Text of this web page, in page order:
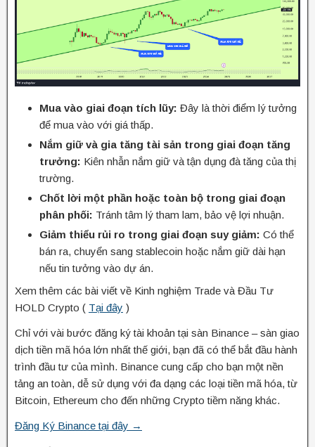
Mua vào giai đoạn tích lũy: Đây là thời điểm lý tưởng
để mua vào với giá thấp.
Nắm giữ và gia tăng tài sản trong giai đoạn tăng
trưởng: Kiên nhẫn nắm giữ và tận dụng đà tăng của thị
trường.
Chốt lời một phần hoặc toàn bộ trong giai đoạn
phân phối: Tránh tâm lý tham lam, bảo vệ lợi nhuận.
Giảm thiểu rủi ro trong giai đoạn suy giảm: Có thể
bán ra, chuyển sang stablecoin hoặc nắm giữ dài hạn
nếu tin tưởng vào dự án.
Xem thêm các bài viết về Kinh nghiệm Trade và Đầu Tư
HOLD Crypto ( Tại đây )
Chỉ với vài bước đăng ký tài khoản tại sàn Binance – sàn giao
dịch tiền mã hóa lớn nhất thế giới, bạn đã có thể bắt đầu hành
trình đầu tư của mình. Binance cung cấp cho bạn một nền
tảng an toàn, dễ sử dụng với đa dạng các loại tiền mã hóa, từ
Bitcoin, Ethereum cho đến những Crypto tiềm năng khác.
Đăng Ký Binance tại đây →